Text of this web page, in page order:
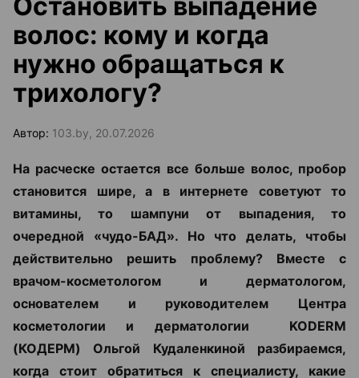
Остановить выпадение
волос: кому и когда
нужно обращаться к
трихологу?
Автор: 103.by, 20.07.2026
На расческе остается все больше волос, пробор
становится шире, а в интернете советуют то
витамины, то шампуни от выпадения, то
очередной «чудо-БАД». Но что делать, чтобы
действительно решить проблему? Вместе с
врачом-косметологом и дерматологом,
основателем и руководителем Центра
косметологии и дерматологии KODERM
(КОДЕРМ) Ольгой Кудаленкиной разбираемся,
когда стоит обратиться к специалисту, какие